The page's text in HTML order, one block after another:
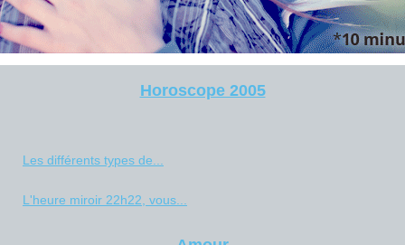
Horoscope 2005
Les différents types de...
L'heure miroir 22h22, vous...